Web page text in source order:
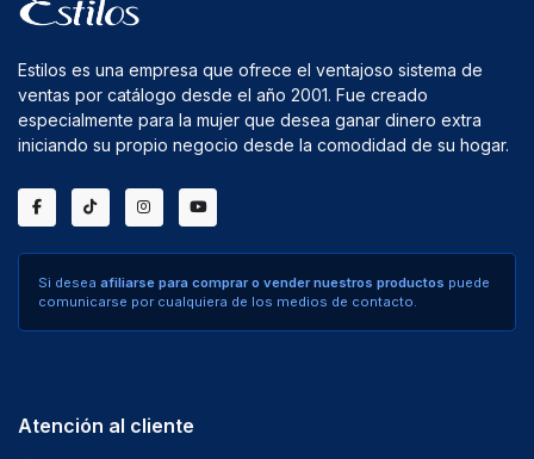
Estilos es una empresa que ofrece el ventajoso sistema de
ventas por catálogo desde el año 2001. Fue creado
especialmente para la mujer que desea ganar dinero extra
iniciando su propio negocio desde la comodidad de su hogar.
Si desea afiliarse para comprar o vender nuestros productos puede
comunicarse por cualquiera de los medios de contacto.
Atención al cliente